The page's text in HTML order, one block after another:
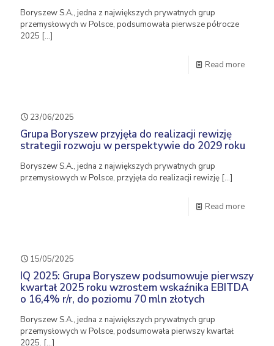
Boryszew S.A., jedna z największych prywatnych grup
przemysłowych w Polsce, podsumowała pierwsze półrocze
2025 […]
Read more
23/06/2025
Grupa Boryszew przyjęła do realizacji rewizję
strategii rozwoju w perspektywie do 2029 roku
Boryszew S.A., jedna z największych prywatnych grup
przemysłowych w Polsce, przyjęła do realizacji rewizję […]
Read more
15/05/2025
IQ 2025: Grupa Boryszew podsumowuje pierwszy
kwartał 2025 roku wzrostem wskaźnika EBITDA
o 16,4% r/r, do poziomu 70 mln złotych
Boryszew S.A., jedna z największych prywatnych grup
przemysłowych w Polsce, podsumowała pierwszy kwartał
2025. […]